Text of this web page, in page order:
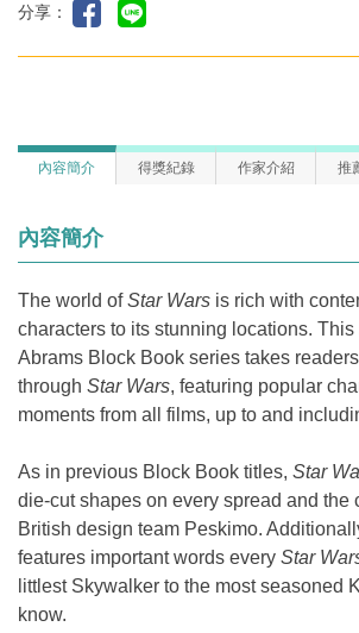
分享：
內容簡介 得獎紀錄 作家介紹 推
內容簡介
The world ofStar Wars is rich with
characters to its stunning locations.
Abrams Block Book series takes
through Star Wars, featuring popular
moments from all films, up to and
As in previous Block Book titles, Star
die-cut shapes on every spread and the
British design team Peskimo.
features important words every Star
littlest Skywalker to the most seasoned
know.